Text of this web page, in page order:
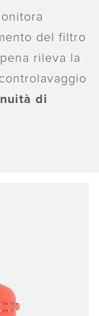
del filtro
rileva la
di